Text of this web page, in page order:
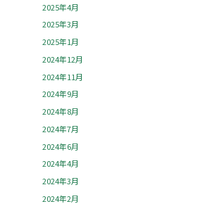
2025年4月
2025年3月
2025年1月
2024年12月
2024年11月
2024年9月
2024年8月
2024年7月
2024年6月
2024年4月
2024年3月
2024年2月